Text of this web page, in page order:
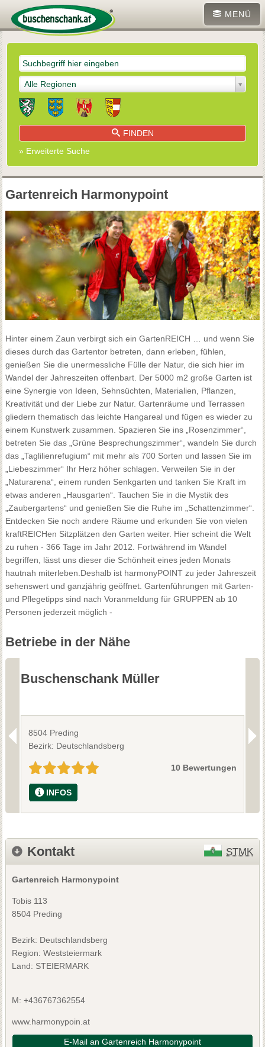
MENÜ
Alle Regionen
FINDEN
» Erweiterte Suche
Gartenreich Harmonypoint
Hinter einem Zaun verbirgt sich ein GartenREICH … und wenn Sie
dieses durch das Gartentor betreten, dann erleben, fühlen,
genießen Sie die unermessliche Fülle der Natur, die sich hier im
Wandel der Jahreszeiten offenbart. Der 5000 m2 große Garten ist
eine Synergie von Ideen, Sehnsüchten, Materialien, Pflanzen,
Kreativität und der Liebe zur Natur. Gartenräume und Terrassen
gliedern thematisch das leichte Hangareal und fügen es wieder zu
einem Kunstwerk zusammen. Spazieren Sie ins „Rosenzimmer“,
betreten Sie das „Grüne Besprechungszimmer“, wandeln Sie durch
das „Taglilienrefugium“ mit mehr als 700 Sorten und lassen Sie im
„Liebeszimmer“ Ihr Herz höher schlagen. Verweilen Sie in der
„Naturarena“, einem runden Senkgarten und tanken Sie Kraft im
etwas anderen „Hausgarten“. Tauchen Sie in die Mystik des
„Zaubergartens“ und genießen Sie die Ruhe im „Schattenzimmer“.
Entdecken Sie noch andere Räume und erkunden Sie von vielen
kraftREICHen Sitzplätzen den Garten weiter. Hier scheint die Welt
zu ruhen - 366 Tage im Jahr 2012. Fortwährend im Wandel
begriffen, lässt uns dieser die Schönheit eines jeden Monats
hautnah miterleben.Deshalb ist harmonyPOINT zu jeder Jahreszeit
sehenswert und ganzjährig geöffnet. Gartenführungen mit Garten-
und Pflegetipps sind nach Voranmeldung für GRUPPEN ab 10
Personen jederzeit möglich -
Betriebe in der Nähe
Buschenschank Müller
8504 Preding
Bezirk: Deutschlandsberg
10 Bewertungen
INFOS
Kontakt STMK
Gartenreich Harmonypoint
Tobis 113
8504 Preding
Bezirk: Deutschlandsberg
Region: Weststeiermark
Land: STEIERMARK
M: +436767362554
www.harmonypoin.at
E-Mail an Gartenreich Harmonypoint